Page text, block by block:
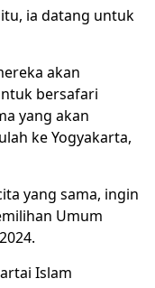
ia datang untuk
akan
bersafari
yang akan
ke Yogyakarta,
yang sama, ingin
Umum
Islam